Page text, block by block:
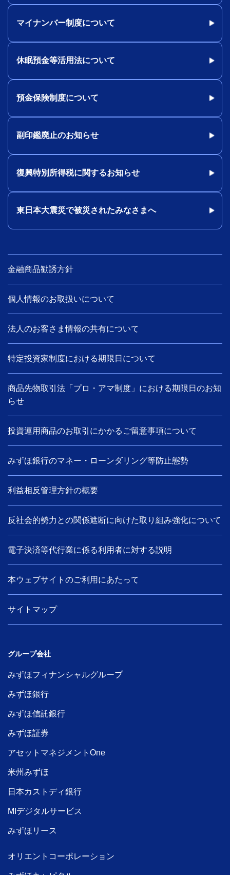
マイナンバー制度について
休眠預金等活用法について
預金保険制度について
副印鑑廃止のお知らせ
復興特別所得税に関するお知らせ
東日本大震災で被災されたみなさまへ
金融商品勧誘方針
個人情報のお取扱いについて
法人のお客さま情報の共有について
特定投資家制度における期限日について
商品先物取引法「プロ・アマ制度」における期限日のお知
らせ
投資運用商品のお取引にかかるご留意事項について
みずほ銀行のマネー・ローンダリング等防止態勢
利益相反管理方針の概要
反社会的勢力との関係遮断に向けた取り組み強化について
電子決済等代行業に係る利用者に対する説明
本ウェブサイトのご利用にあたって
サイトマップ
グループ会社
みずほフィナンシャルグループ
みずほ銀行
みずほ信託銀行
みずほ証券
アセットマネジメントOne
米州みずほ
日本カストディ銀行
MIデジタルサービス
みずほリース
オリエントコーポレーション